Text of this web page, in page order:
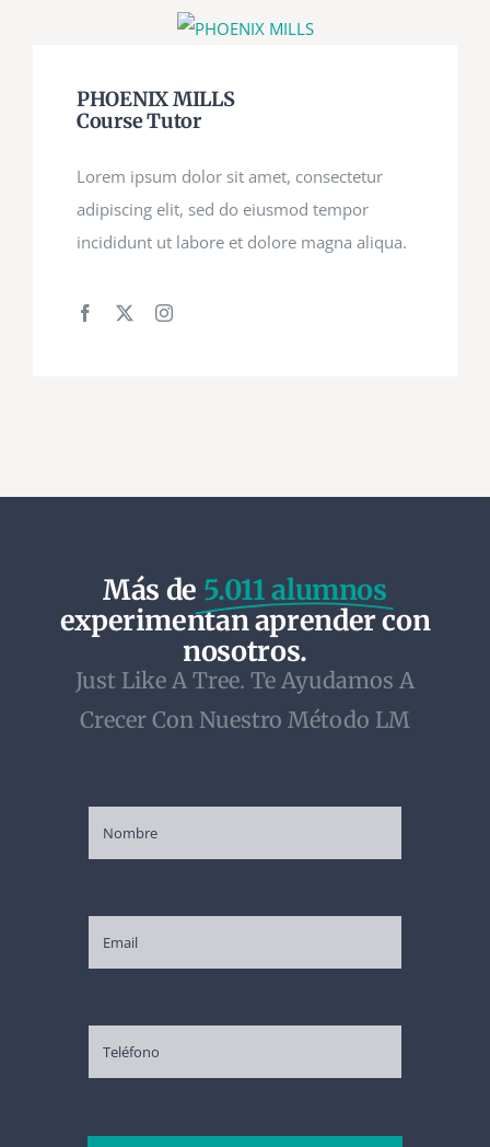
PHOENIX MILLS
Course Tutor
Lorem ipsum dolor sit amet, consectetur
adipiscing elit, sed do eiusmod tempor
incididunt ut labore et dolore magna aliqua.
Más de 5.011 alumnos
experimentan aprender con
nosotros.
Just Like A Tree. Te Ayudamos A
Crecer Con Nuestro Método LM